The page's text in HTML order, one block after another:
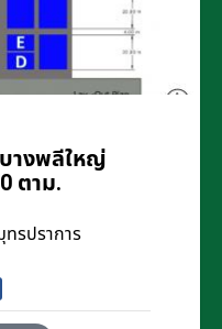
บางพลีใหญ่
ตาม.
รปราการ